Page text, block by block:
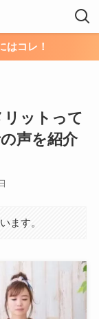
はコレ！
ットって
声を紹介
ます。